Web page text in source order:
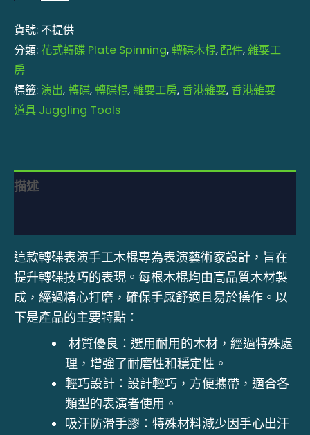
貨號: 不提供
分類: 花式轉碟 Plate Spinning,轉碟木棍,配件,雜耍工
房
標籤: 演出,轉碟,轉碟棍,雜耍工房, 香港雜耍, 香港雜耍
道具 Juggling Tools
描述
這款轉碟表演手工木棍專為表演藝術家設計，旨在
提升轉碟技巧的表現。每根木棍均由高品質木材製
成，經過精心打磨，確保手感舒適且易於操作。以
下是產品的主要特點：
材質優良：選用耐用的木材，經過特殊處
理，增強了耐磨性和穩定性。
輕巧設計：設計輕巧，方便攜帶，適合各
類型的表演者使用。
吸汗防滑手膠：特殊材料減少因手心出汗